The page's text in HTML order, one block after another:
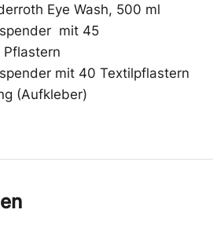
Eye Wash, 500 ml
mit 45
mit 40 Textilpflastern
(Aufkleber)